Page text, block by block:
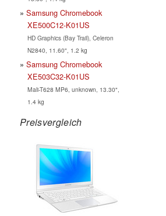
Samsung Chromebook
XE500C12-K01US
HD Graphics (Bay Trail), Celeron
N2840, 11.60", 1.2 kg
Samsung Chromebook
XE503C32-K01US
Mali-T628 MP6, unknown, 13.30",
1.4 kg
Preisvergleich